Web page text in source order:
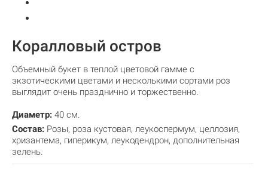
Коралловый остров
Объемный букет в теплой цветовой гамме с
экзотическими цветами и несколькими сортами роз
выглядит очень празднично и торжественно.
Диаметр: 40 см.
Состав: Розы, роза кустовая, леукоспермум, целлозия,
хризантема, гиперикум, леукодендрон, дополнительная
зелень.